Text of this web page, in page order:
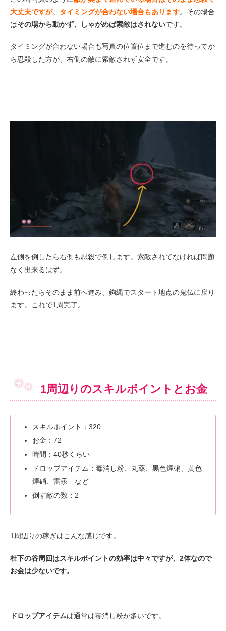
大丈夫ですが、タイミングが合わない場合もあります。その場合
はその場から動かず、しゃがめば索敵はされないです。
タイミングが合わない場合も写真の位置位まで進むのを待ってか
ら忍殺した方が、右側の敵に索敵されず安全です。
左側を倒したら右側も忍殺で倒します。索敵されてなければ問題
なく出来るはず。
終わったらそのまま前へ進み、鉤縄でスタート地点の鬼仏に戻り
ます。これで1周完了。
1周辺りのスキルポイントとお金
スキルポイント：320
お金：72
時間：40秒くらい
ドロップアイテム：毒消し粉、丸薬、黒色煙硝、黄色
煙硝、雷汞 など
倒す敵の数：2
1周辺りの稼ぎはこんな感じです。
杜下の谷周回はスキルポイントの効率は中々ですが、2体なので
お金は少ないです。
ドロップアイテムは通常は毒消し粉が多いです。